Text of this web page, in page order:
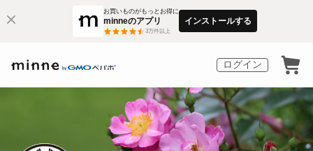
お買いものがもっとお得に
minneのアプリ
3万件以上
インストールする
ログイン